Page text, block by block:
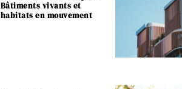
Bâtiments vivants et
habitats en mouvement